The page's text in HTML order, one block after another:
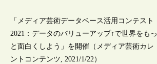
「メディア芸術データベース活用コンテスト
2021：データのバリューアップ↑で世界をもっ
と面白くしよう」を開催（メディア芸術カレ
ントコンテンツ, 2021/1/22）